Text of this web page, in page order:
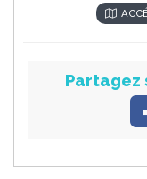
Partagez